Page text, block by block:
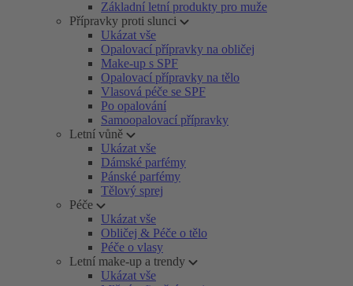
Základní letní produkty pro muže
Přípravky proti slunci
Ukázat vše
Opalovací přípravky na obličej
Make-up s SPF
Opalovací přípravky na tělo
Vlasová péče se SPF
Po opalování
Samoopalovací přípravky
Letní vůně
Ukázat vše
Dámské parfémy
Pánské parfémy
Tělový sprej
Péče
Ukázat vše
Obličej & Péče o tělo
Péče o vlasy
Letní make-up a trendy
Ukázat vše